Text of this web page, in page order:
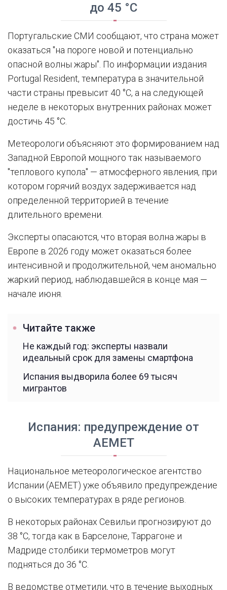
до 45 °C
Португальские СМИ сообщают, что страна может
оказаться "на пороге новой и потенциально
опасной волны жары". По информации издания
Portugal Resident, температура в значительной
части страны превысит 40 °C, а на следующей
неделе в некоторых внутренних районах может
достичь 45 °C.
Метеорологи объясняют это формированием над
Западной Европой мощного так называемого
"теплового купола" — атмосферного явления, при
котором горячий воздух задерживается над
определенной территорией в течение
длительного времени.
Эксперты опасаются, что вторая волна жары в
Европе в 2026 году может оказаться более
интенсивной и продолжительной, чем аномально
жаркий период, наблюдавшейся в конце мая —
начале июня.
Читайте также
Не каждый год: эксперты назвали
идеальный срок для замены смартфона
Испания выдворила более 69 тысяч
мигрантов
Испания: предупреждение от
AEMET
Национальное метеорологическое агентство
Испании (AEMET) уже объявило предупреждение
о высоких температурах в ряде регионов.
В некоторых районах Севильи прогнозируют до
38 °C, тогда как в Барселоне, Таррагоне и
Мадриде столбики термометров могут
подняться до 36 °C.
В ведомстве отметили, что в течение выходных